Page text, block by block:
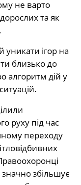
не варто
та як
уникати ігор на
близько до
алгоритм дій у
руху під час
переходу
збільшує